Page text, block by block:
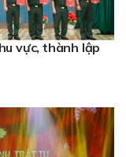
vực, thành lập